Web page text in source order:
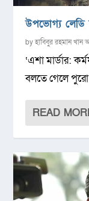
উপভোগ্য লেডি
byহাবিবুর রহমান খান
‘এশা মার্ডার:
বলতে গেলে পুরো
READ